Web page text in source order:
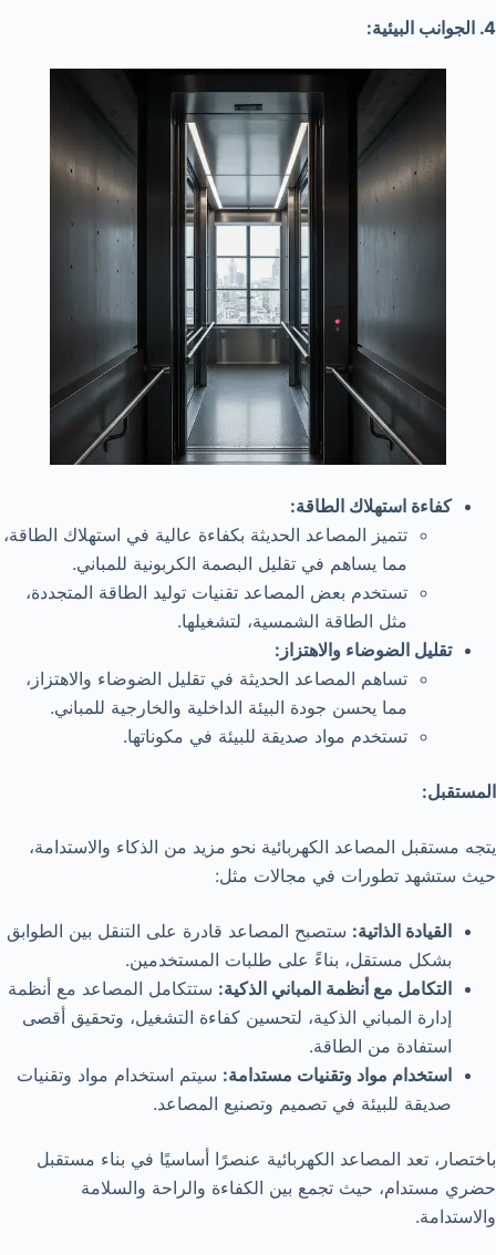
4. الجوانب البيئية:
كفاءة استهلاك الطاقة:
تتميز المصاعد الحديثة بكفاءة عالية في استهلاك الطاقة،
مما يساهم في تقليل البصمة الكربونية للمباني.
تستخدم بعض المصاعد تقنيات توليد الطاقة المتجددة،
مثل الطاقة الشمسية، لتشغيلها.
تقليل الضوضاء والاهتزاز:
تساهم المصاعد الحديثة في تقليل الضوضاء والاهتزاز،
مما يحسن جودة البيئة الداخلية والخارجية للمباني.
تستخدم مواد صديقة للبيئة في مكوناتها.
المستقبل:
يتجه مستقبل المصاعد الكهربائية نحو مزيد من الذكاء والاستدامة،
حيث ستشهد تطورات في مجالات مثل:
القيادة الذاتية: ستصبح المصاعد قادرة على التنقل بين الطوابق
بشكل مستقل، بناءً على طلبات المستخدمين.
التكامل مع أنظمة المباني الذكية: ستتكامل المصاعد مع أنظمة
إدارة المباني الذكية، لتحسين كفاءة التشغيل، وتحقيق أقصى
استفادة من الطاقة.
استخدام مواد وتقنيات مستدامة: سيتم استخدام مواد وتقنيات
صديقة للبيئة في تصميم وتصنيع المصاعد.
باختصار، تعد المصاعد الكهربائية عنصرًا أساسيًا في بناء مستقبل
حضري مستدام، حيث تجمع بين الكفاءة والراحة والسلامة
والاستدامة.